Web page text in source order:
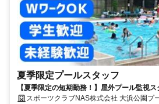
夏季限定プールスタッフ
【夏季限定の短期勤務！】屋外プール監視
日祝含む週4日～勤務OK
スポーツクラブNAS株式会社 大浜公園プ